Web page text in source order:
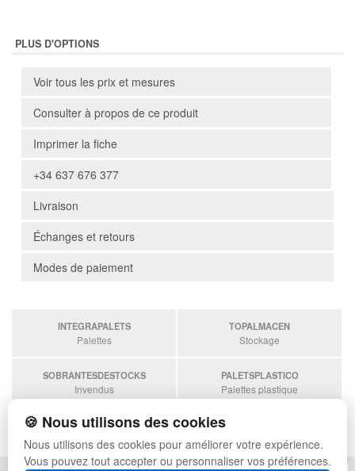
PLUS D'OPTIONS
Voir tous les prix et mesures
Consulter à propos de ce produit
Imprimer la fiche
+34 637 676 377
Livraison
Échanges et retours
Modes de paiement
INTEGRAPALETS
Palettes
TOPALMACEN
Stockage
SOBRANTESDESTOCKS
Invendus
PALETSPLASTICO
Palettes plastique
ESTANTERIASKIT
Estanterias
🍪 Nous utilisons des cookies
Nous utilisons des cookies pour améliorer votre expérience.
Vous pouvez tout accepter ou personnaliser vos préférences.